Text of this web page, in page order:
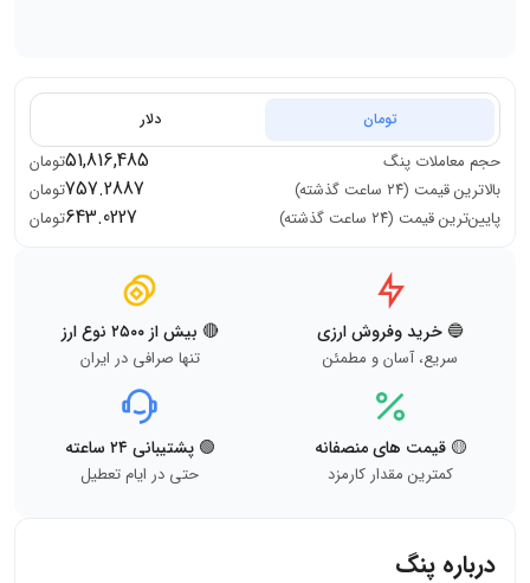
تومان دلار
حجم معاملات پنگ 51,816,485تومان
بالاترین قیمت (۲۴ ساعت گذشته)
757.2887تومان
پایین‌ترین قیمت (۲۴ ساعت گذشته)
643.0227تومان
🔵 خرید وفروش ارزی
سریع، آسان و مطمئن
🔴 بیش از ۲۵۰۰ نوع ارز
تنها صرافی در ایران
🟡 قیمت های منصفانه
کمترین مقدار کارمزد
🟢 پشتیبانی ۲۴ ساعته
حتی در ایام تعطیل
درباره پنگ